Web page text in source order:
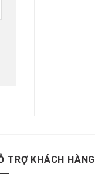
TRỢ KHÁCH HÀNG